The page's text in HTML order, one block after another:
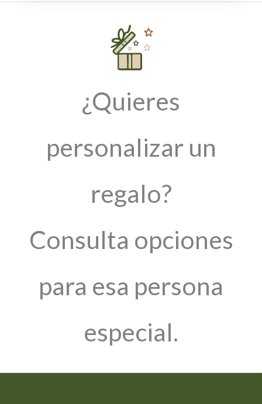
¿Quieres
personalizar un
regalo?
Consulta opciones
para esa persona
especial.